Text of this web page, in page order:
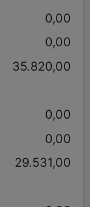
0,00
0,00
35.820,00
0,00
0,00
29.531,00